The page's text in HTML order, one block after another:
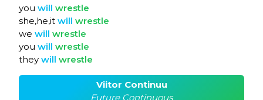
you will wrestle
she,he,it will wrestle
we will wrestle
you will wrestle
they will wrestle
Viitor Continuu
Future Continuous